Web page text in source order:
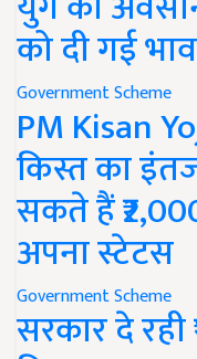
को दी गई
Government Scheme
PM Kisan
किस्त का
सकते हैं
अपना स्टेटस
Government Scheme
सरकार दे रही